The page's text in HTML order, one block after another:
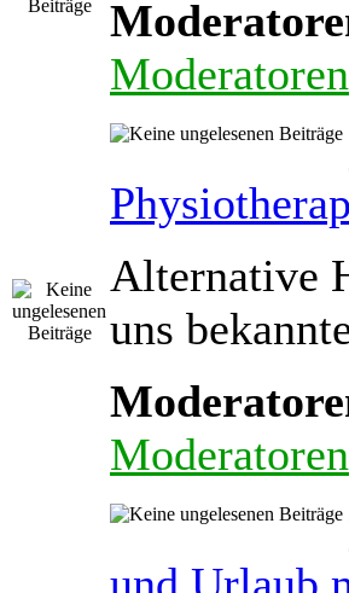
Moderatoren
Alternative
uns
Moderatoren